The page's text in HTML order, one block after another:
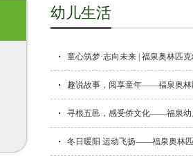
幼儿生活
童心筑梦·志向未来 | 福泉奥林匹
趣说故事，阅享童年——福泉奥林
寻根五邑，感受侨文化——福泉幼
冬日暖阳 运动飞扬——福泉奥林